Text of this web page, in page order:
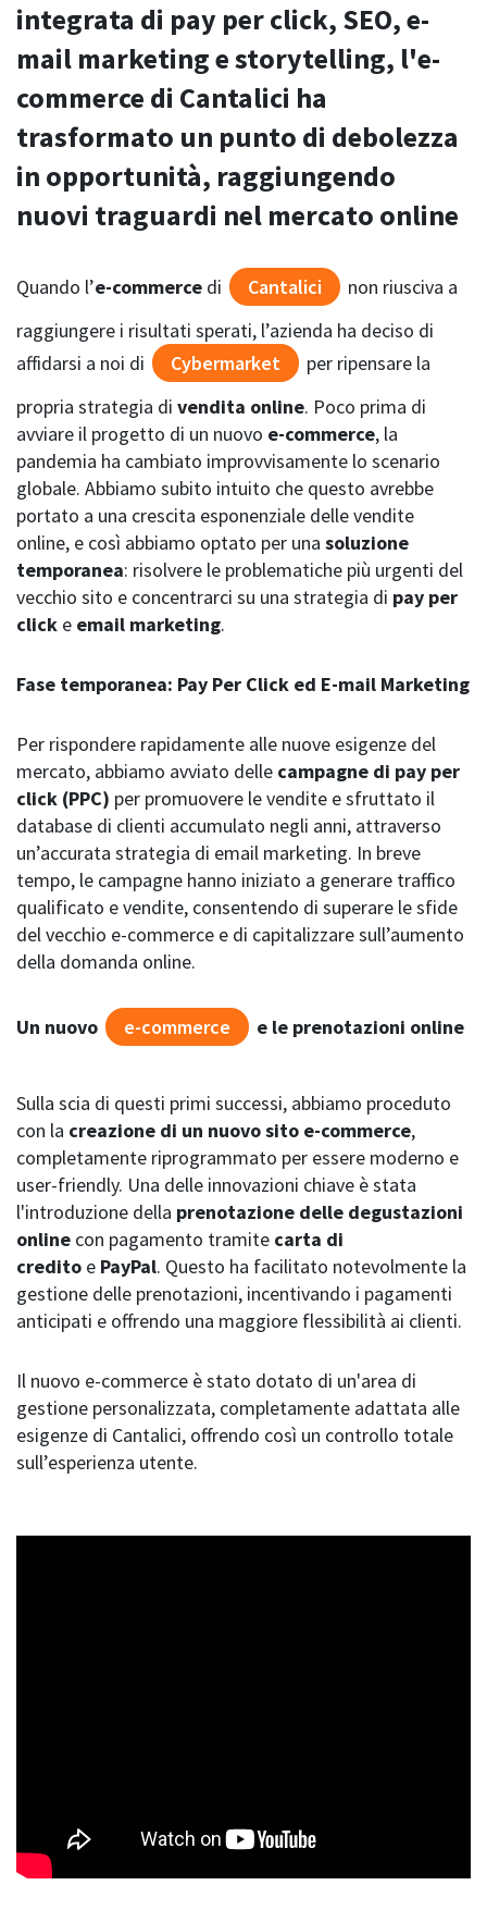
integrata di pay per click, SEO, e-
mail marketing e storytelling, l'e-
commerce di Cantalici ha
trasformato un punto di debolezza
in opportunità, raggiungendo
nuovi traguardi nel mercato online
Quando l’e-commerce di Cantalici
non riusciva a
raggiungere i risultati sperati, l’azienda ha deciso di
affidarsi a noi di
Cybermarket
per ripensare la
propria strategia di vendita online. Poco prima di
avviare il progetto di un nuovo e-commerce, la
pandemia ha cambiato improvvisamente lo scenario
globale. Abbiamo subito intuito che questo avrebbe
portato a una crescita esponenziale delle vendite
online, e così abbiamo optato per una soluzione
temporanea: risolvere le problematiche più urgenti del
vecchio sito e concentrarci su una strategia di pay per
click e email marketing.
Fase temporanea: Pay Per Click ed E-mail Marketing
Per rispondere rapidamente alle nuove esigenze del
mercato, abbiamo avviato delle campagne di pay per
click (PPC) per promuovere le vendite e sfruttato il
database di clienti accumulato negli anni, attraverso
un’accurata strategia di email marketing. In breve
tempo, le campagne hanno iniziato a generare traffico
qualificato e vendite, consentendo di superare le sfide
del vecchio e-commerce e di capitalizzare sull’aumento
della domanda online.
Un nuovo e-commerce e le prenotazioni online
Sulla scia di questi primi successi, abbiamo proceduto
con la creazione di un nuovo sito e-commerce,
completamente riprogrammato per essere moderno e
user-friendly. Una delle innovazioni chiave è stata
l'introduzione della prenotazione delle degustazioni
online con pagamento tramite carta di
credito e PayPal. Questo ha facilitato notevolmente la
gestione delle prenotazioni, incentivando i pagamenti
anticipati e offrendo una maggiore flessibilità ai clienti.
Il nuovo e-commerce è stato dotato di un'area di
gestione personalizzata, completamente adattata alle
esigenze di Cantalici, offrendo così un controllo totale
sull’esperienza utente.